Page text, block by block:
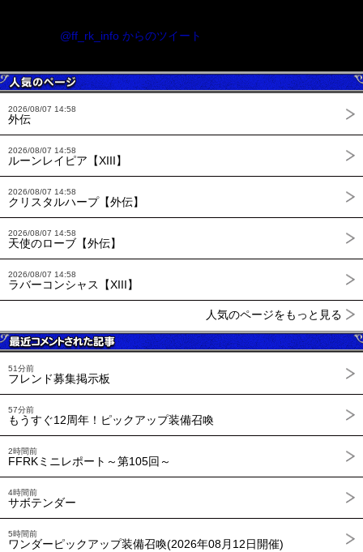
@ff_rk_info からのツイート
2026/08/07 14:58
外伝
2026/08/07 14:58
ルーンレイピア【XIII】
2026/08/07 14:58
クリスタルハープ【外伝】
2026/08/07 14:58
天使のローブ【外伝】
2026/08/07 14:58
ラバーコンシャス【XIII】
人気のページをもっと見る
51分前
フレンド募集掲示板
57分前
もうすぐ12周年！ピックアップ装備召喚
2時間前
FFRKミニレポート～第105回～
4時間前
サボテンダー
5時間前
ワンダーピックアップ装備召喚(2026年08月12日開催)